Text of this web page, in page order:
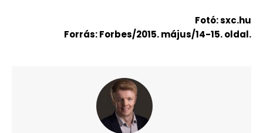
Fotó: sxc.hu
Forrás: Forbes/2015. május/14-15. oldal.